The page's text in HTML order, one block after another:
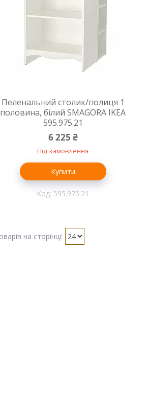
Пеленальний столик/полиця 1
половина, білий SMAGORA IKEA
595.975.21
6 225 ₴
Під замовлення
Купити
595.975.21